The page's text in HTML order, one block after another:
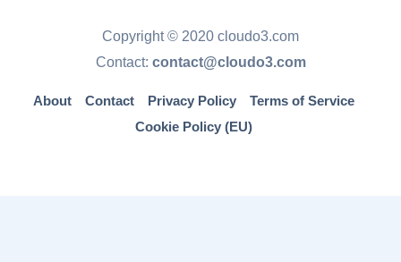
Copyright © 2020 cloudo3.com
Contact: contact@cloudo3.com
About Contact Privacy Policy
Terms of Service
Cookie Policy (EU)